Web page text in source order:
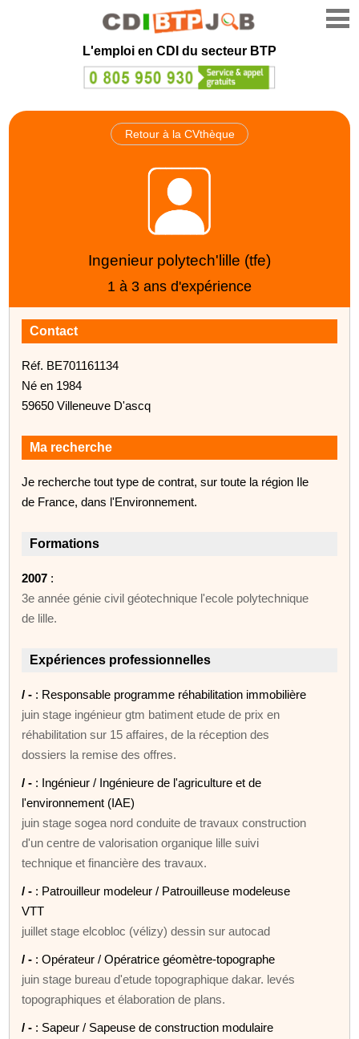
L'emploi en CDI du secteur BTP
Retour à la CVthèque
Ingenieur polytech'lille (tfe)
1 à 3 ans d'expérience
Contact
Réf. BE701161134
Né en 1984
59650 Villeneuve D'ascq
Ma recherche
Je recherche tout type de contrat, sur toute la région Ile
de France, dans l'Environnement.
Formations
2007 :
3e année génie civil géotechnique l'ecole polytechnique
de lille.
Expériences professionnelles
/ - : Responsable programme réhabilitation immobilière
juin stage ingénieur gtm batiment etude de prix en
réhabilitation sur 15 affaires, de la réception des
dossiers la remise des offres.
/ - : Ingénieur / Ingénieure de l'agriculture et de
l'environnement (IAE)
juin stage sogea nord conduite de travaux construction
d'un centre de valorisation organique lille suivi
technique et financière des travaux.
/ - : Patrouilleur modeleur / Patrouilleuse modeleuse
VTT
juillet stage elcobloc (vélizy) dessin sur autocad
/ - : Opérateur / Opératrice géomètre-topographe
juin stage bureau d'etude topographique dakar. levés
topographiques et élaboration de plans.
/ - : Sapeur / Sapeuse de construction modulaire